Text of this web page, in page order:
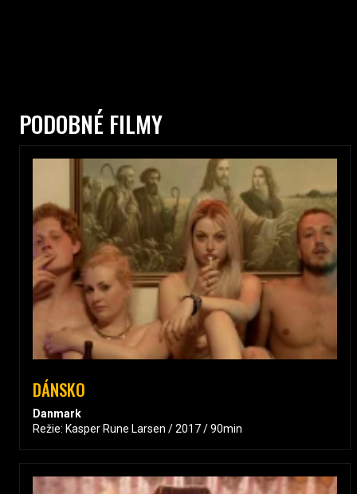
PODOBNÉ FILMY
DÁNSKO
Danmark
Režie: Kasper Rune Larsen / 2017 / 90min